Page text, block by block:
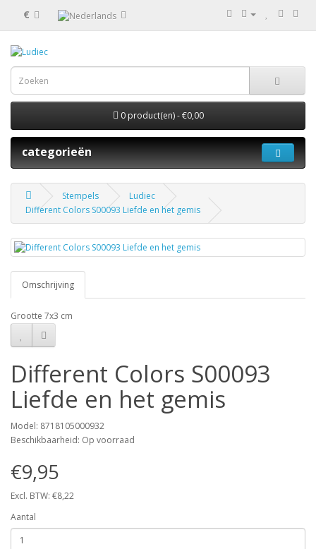
€
0 product(en) - €0,00
categorieën
Stempels
Ludiec
Different Colors S00093 Liefde en het gemis
Omschrijving
Grootte 7x3 cm
Different Colors S00093
Liefde en het gemis
Model: 8718105000932
Beschikbaarheid: Op voorraad
€9,95
Excl. BTW: €8,22
Aantal